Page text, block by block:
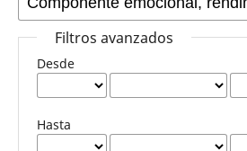
Filtros avanzados
Desde
Hasta